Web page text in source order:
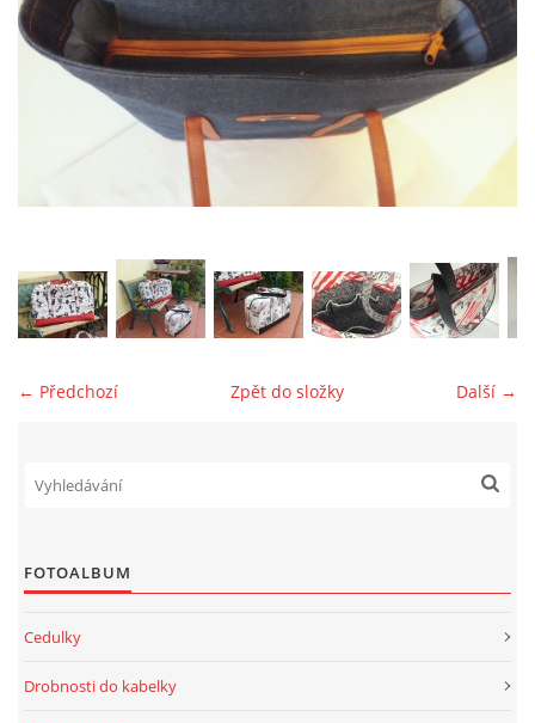
MOJE POSLEDNÍ PRÁCE
© 2025 eStránky.cz
← Předchozí Další →
Zpět do složky
FOTOALBUM
Cedulky
Drobnosti do kabelky